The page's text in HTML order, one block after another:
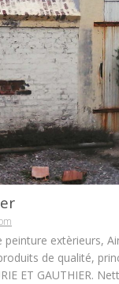
extèrieurs,
de qualité,
ET GAUTHIER.